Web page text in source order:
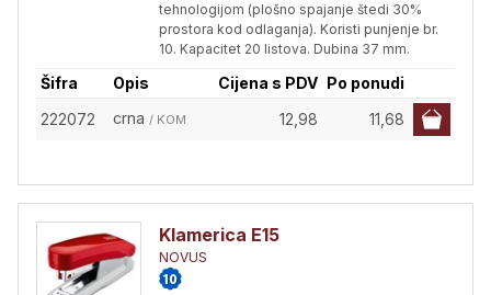
tehnologijom (plošno spajanje štedi 30%
prostora kod odlaganja). Koristi punjenje br.
10. Kapacitet 20 listova. Dubina 37 mm.
Šifra Opis Cijena s PDV Po ponudi
222072
crna / KOM 12,98 11,68
Klamerica E15
NOVUS